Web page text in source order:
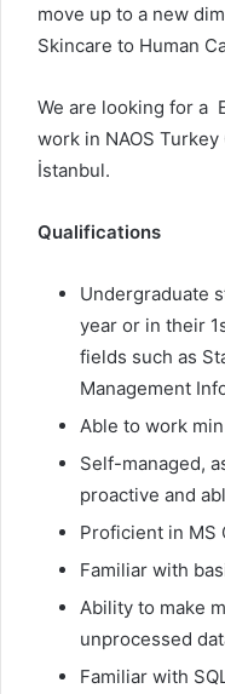
move up to a new
Skincare to Human
We are looking for a
work in NAOS
İstanbul.
Qualifications
Undergraduate
year or in their
fields such as
Management
Able to work
Self-managed,
proactive and
Proficient in MS
Familiar with
Ability to make
unprocessed
Familiar with